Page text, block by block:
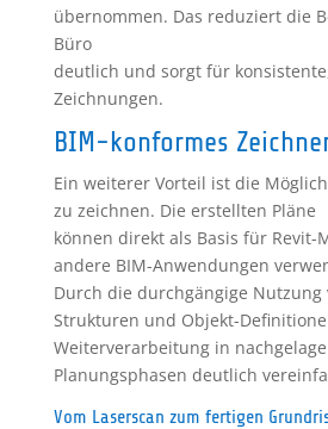
übernommen. Das reduziert die
Büro
deutlich und sorgt für
Zeichnungen.
BIM-konformes
Ein weiterer Vorteil ist die
zu zeichnen. Die erstellten Pläne
können direkt als Basis für Revit-
andere BIM-Anwendungen
Durch die durchgängige Nutzung
Strukturen und Objekt-
Weiterverarbeitung in
Planungsphasen deutlich
Vom Laserscan zum fertigen